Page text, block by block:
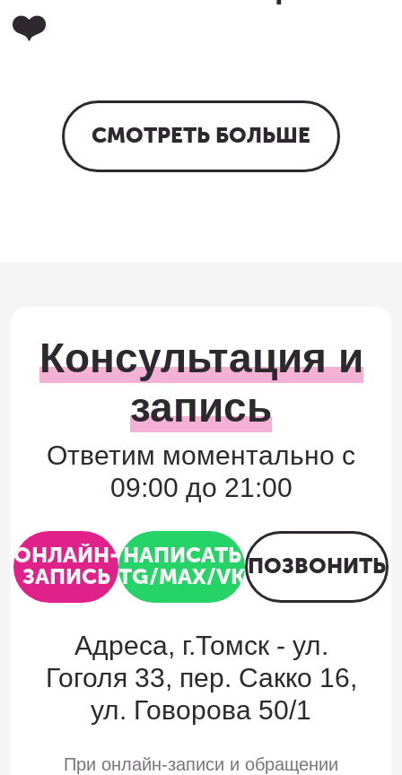
❤️
СМОТРЕТЬ БОЛЬШЕ
Консультация и
запись
Ответим моментально с
09:00 до 21:00
ОНЛАЙН-
ЗАПИСЬ
НАПИСАТЬ
TG/MAX/VKПОЗВОНИТЬ
Адреса, г.Томск - ул.
Гоголя 33, пер. Сакко 16,
ул. Говорова 50/1
При онлайн-записи и обращении